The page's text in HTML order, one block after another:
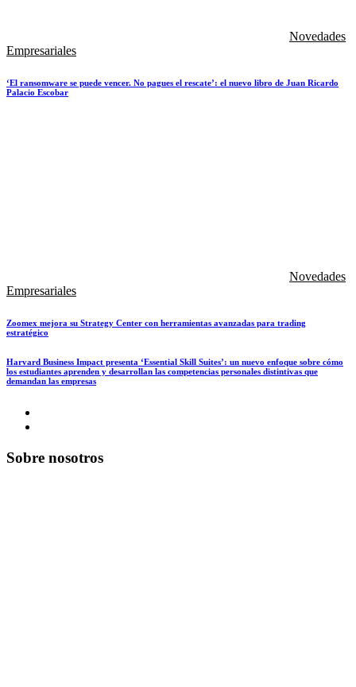
Novedades
Empresariales
‘El ransomware se puede vencer. No pagues el rescate’: el nuevo libro de Juan Ricardo
Palacio Escobar
Novedades
Empresariales
Zoomex mejora su Strategy Center con herramientas avanzadas para trading
estratégico
Harvard Business Impact presenta ‘Essential Skill Suites’: un nuevo enfoque sobre cómo
los estudiantes aprenden y desarrollan las competencias personales distintivas que
demandan las empresas
Sobre nosotros